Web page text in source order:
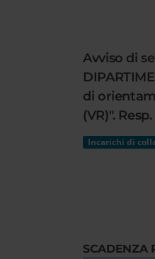
Avviso di
di
(VR)".
Incarichi di
SCADENZA